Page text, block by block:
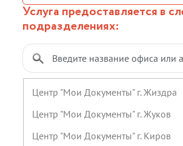
Услуга предоставляется в
подразделениях:
Центр "Мои Документы" г. Жиздра
Центр "Мои Документы" г. Жуков
Центр "Мои Документы" г. Киров